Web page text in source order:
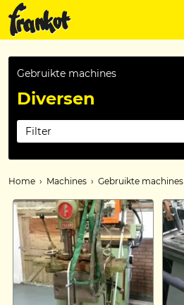
Gebruikte machines
Diversen
Filter
Home › Machines › Gebruikte machines